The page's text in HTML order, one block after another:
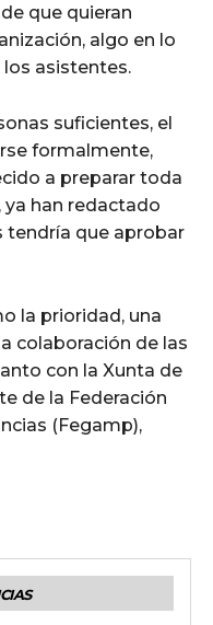
que quieran
algo en lo
asistentes.
suficientes, el
formalmente,
a preparar toda
ya han redactado
tendría que aprobar
la prioridad, una
colaboración de las
con la Xunta de
de la Federación
(Fegamp),